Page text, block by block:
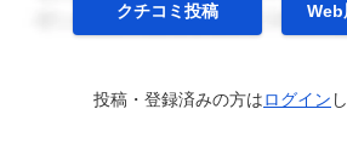
クチコミ投稿 Web
投稿・登録済みの方はログイン